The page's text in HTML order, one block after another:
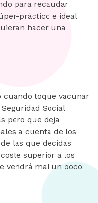
para recaudar
práctico e ideal
hacer una
cuando toque vacunar
Social
pero que deja
a cuenta de los
las que decidas
superior a los
vendrá mal un poco